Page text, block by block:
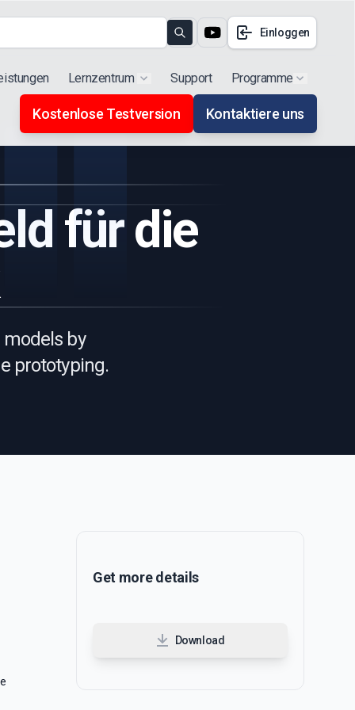
Search Einloggen
Lernzentrum Show submenu for "Products"
Support Programme Show
Kostenlose Testversion Kontaktiere uns
für die
by
prototyping.
Get more details
Download